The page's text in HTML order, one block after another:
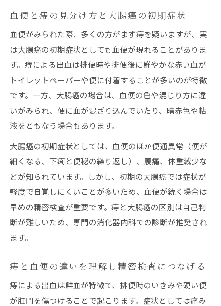
血便と痔の見分け方と大腸癌の初期症状
血便がみられた際、多くの方がまず痔を疑いますが、実
は大腸癌の初期症状としても血便が現れることがありま
す。痔による出血は排便時や排便後に鮮やかな赤い血が
トイレットペーパーや便に付着することが多いのが特徴
です。一方、大腸癌の場合は、血便の色や混じり方に違
いがみられ、便に血が混ざり込んでいたり、暗赤色や粘
液をともなう場合もあります。
大腸癌の初期症状としては、血便のほか便通異常（便が
細くなる、下痢と便秘の繰り返し）、腹痛、体重減少な
どが知られています。しかし、初期の大腸癌では症状が
軽度で自覚しにくいことが多いため、血便が続く場合は
早めの精密検査が重要です。痔と大腸癌の区別は自己判
断が難しいため、専門の消化器内科での診断が推奨され
ます。
痔と血便の違いを理解し精密検査につなげる
痔による出血は鮮血が特徴で、排便時のいきみや硬い便
が肛門を傷つけることで起こります。症状としては痛み